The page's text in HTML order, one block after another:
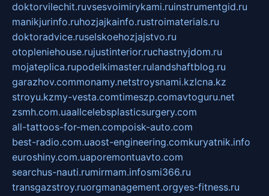
doktorvilechit.ruvsesvoimirykami.ruinstrumentgid.ru
manikjurinfo.ruhozjajkainfo.rustroimaterials.ru
doktoradvice.ruselskoehozjajstvo.ru
otopleniehouse.rujustinterior.ruchastnyjdom.ru
mojateplica.rupodelkimaster.rulandshaftblog.ru
garazhov.commonamy.netstroysnami.kzlcna.kz
stroyu.kzmy-vesta.comtimeszp.comavtoguru.net
zsmh.com.uaallcelebsplasticsurgery.com
all-tattoos-for-men.compoisk-auto.com
best-radio.com.uaost-engineering.comkuryatnik.info
euroshiny.com.uaporemontuavto.com
searchus-nauti.rumirmam.infosmi366.ru
transgazstroy.ruorgmanagement.orgyes-fitness.ru